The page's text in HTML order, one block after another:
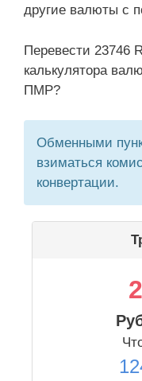
другие валюты с
Перевести 23746
калькулятора
ПМР?
Обменными
взиматься
конвертации.